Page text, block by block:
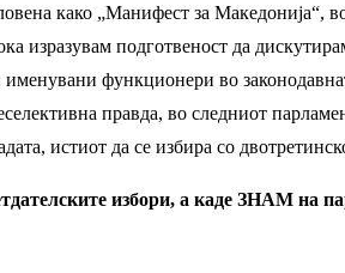
како „Манифест за
изразувам подготвеност да
функционери во
правда, во следниот
истиот да се избира со
тдателските избори, а каде ЗНАМ на